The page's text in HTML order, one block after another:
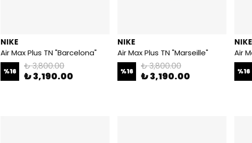
NIKE
Air Max Plus TN "Barcelona"
%16 ₺ 3,800.00
₺ 3,190.00
NIKE
Air Max Plus TN "Marseille"
%16 ₺ 3,800.00
₺ 3,190.00
NIKE
%16